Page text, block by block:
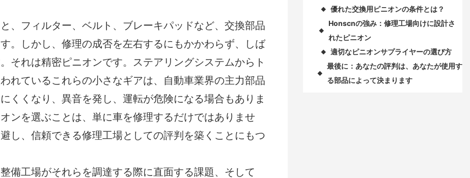
、フィルター、ベルト、ブレーキパッドなど、交換部品
。しかし、修理の成否を左右するにもかかわらず、しば
それは精密ピニオンです。ステアリングシステムからト
れているこれらの小さなギアは、自動車業界の主力部品
くくなり、異音を発し、運転が危険になる場合もありま
ンを選ぶことは、単に車を修理するだけではありませ
し、信頼できる修理工場としての評判を築くことにもつ
備工場がそれらを調達する際に直面する課題、そして
◆ 優れた交換用ピニオンの条件とは？
◆
Honscnの強み：修理工場向けに設計さ
れたピニオン
◆ 適切なピニオンサプライヤーの選び方
◆
最後に：あなたの評判は、あなたが使用す
る部品によって決まります